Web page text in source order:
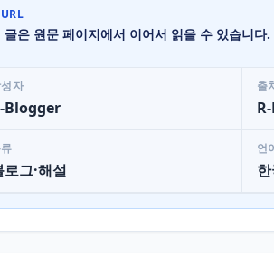
글은 원문 페이지에서 이어서 읽을 수 있습니다.
자
Blogger
출
로그·해설
언